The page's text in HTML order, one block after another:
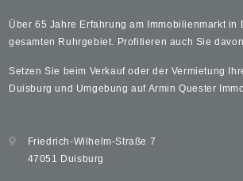
Über 65 Jahre Erfahrung am Immobilienmarkt in
gesamten Ruhrgebiet. Profitieren auch Sie
Setzen Sie beim Verkauf oder der Vermietung
Duisburg und Umgebung auf Armin Quester
Friedrich-Wilhelm-Straße 7
47051 Duisburg